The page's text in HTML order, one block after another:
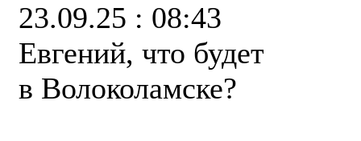
23.09.25 : 08:43
Евгений, что будет
в Волоколамске?